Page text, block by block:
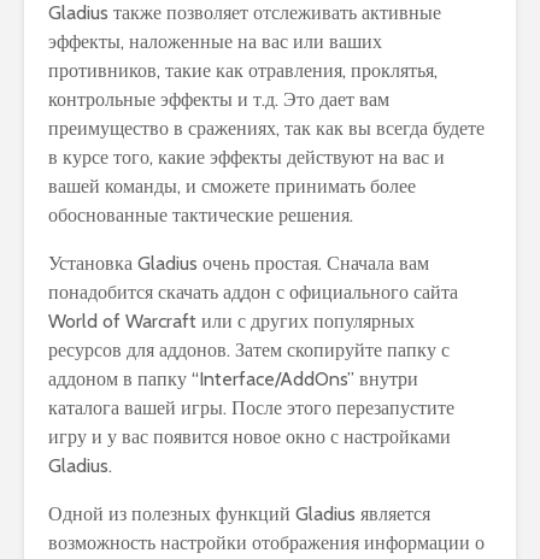
Gladius также позволяет отслеживать активные
эффекты, наложенные на вас или ваших
противников, такие как отравления, проклятья,
контрольные эффекты и т.д. Это дает вам
преимущество в сражениях, так как вы всегда будете
в курсе того, какие эффекты действуют на вас и
вашей команды, и сможете принимать более
обоснованные тактические решения.
Установка Gladius очень простая. Сначала вам
понадобится скачать аддон с официального сайта
World of Warcraft или с других популярных
ресурсов для аддонов. Затем скопируйте папку с
аддоном в папку “Interface/AddOns” внутри
каталога вашей игры. После этого перезапустите
игру и у вас появится новое окно с настройками
Gladius.
Одной из полезных функций Gladius является
возможность настройки отображения информации о